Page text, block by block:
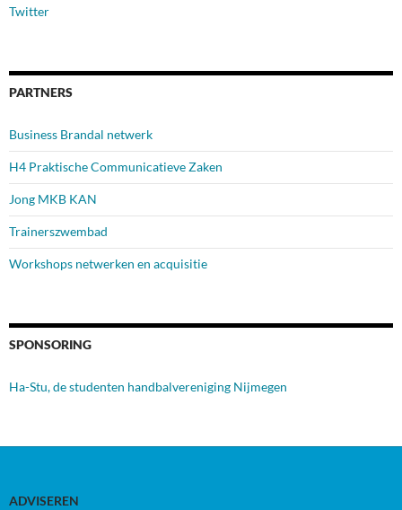
Twitter
PARTNERS
Business Brandal netwerk
H4 Praktische Communicatieve Zaken
Jong MKB KAN
Trainerszwembad
Workshops netwerken en acquisitie
SPONSORING
Ha-Stu, de studenten handbalvereniging Nijmegen
ADVISEREN